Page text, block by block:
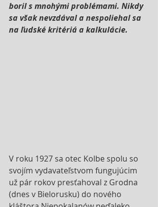
boril s mnohými problémami. Nikdy
sa však nevzdával a nespoliehal sa
na ľudské kritériá a kalkulácie.
V roku 1927 sa otec Kolbe spolu so
svojím vydavateľstvom fungujúcim
už pár rokov presťahoval z Grodna
(dnes v Bielorusku) do nového